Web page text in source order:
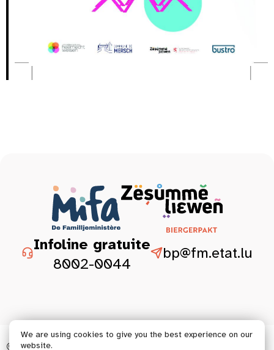
Infoline gratuite
8002-0044
bp@fm.etat.lu
© 2026 Tous droits réservés.
We are using cookies to give you the best experience on our
website.